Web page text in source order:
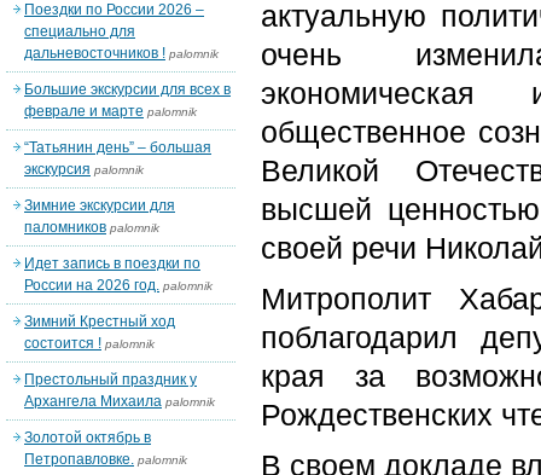
актуальную
очень
общественное
Великой
высшей
своей речи
Митрополит
поблагодарил
края за
Рождественских
В своем докладе
Поездки по России 2026 –
специально для
дальневосточников ! palomnik
Большие экскурсии для всех в
феврале и марте palomnik
“Татьянин день” – большая
экскурсия palomnik
Зимние экскурсии для
паломников palomnik
Идет запись в поездки по
России на 2026 год. palomnik
Зимний Крестный ход
состоится ! palomnik
Престольный праздник у
Архангела Михаила palomnik
Золотой октябрь в
Петропавловке. palomnik